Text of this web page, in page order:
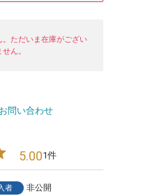
ただいま在庫がござい
せん。
問い合わせ
5.001
者 非公開